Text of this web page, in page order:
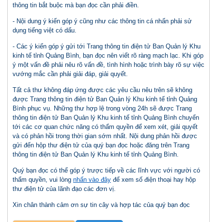
thông tin bắt buộc mà bạn đọc cần phải điền.
- Nội dung ý kiến góp ý cũng như các thông tin cá nhấn phải sử
dụng tiếng việt có dấu.
- Các ý kiến góp ý gửi tới Trang thông tin điện tử Ban Quản lý Khu
kinh tế tỉnh Quảng Bình, bạn đọc nên viết rõ ràng mạch lạc. Khi góp
ý một vấn đề phải nêu rõ vấn đề, tình hình hoặc trình bày rõ sự việc
vướng mắc cần phải giải đáp, giải quyết.
Tất cả thư không đáp ứng được các yêu cầu nêu trên sẽ không
được Trang thông tin điện tử Ban Quản lý Khu kinh tế tỉnh Quảng
Bình phục vụ. Những thư hợp lệ trong vòng 24h sẽ được Trang
thông tin điện tử Ban Quản lý Khu kinh tế tỉnh Quảng Bình chuyển
tới các cơ quan chức năng có thẩm quyền để xem xét, giải quyết
và có phản hồi trong thời gian sớm nhất. Nội dung phản hồi được
gửi đến hộp thư điện tử của quý bạn đọc hoặc đăng trên Trang
thông tin điện tử Ban Quản lý Khu kinh tế tỉnh Quảng Bình.
Quý bạn đọc có thể góp ý trược tiếp về các lĩnh vực với người có
thẩm quyền, vui lòng nhấn vào đây để xem số điện thoại hay hộp
thư điện tử của lãnh đạo các đơn vị.
Xin chân thành cảm ơn sự tin cây và hợp tác của quý bạn đọc